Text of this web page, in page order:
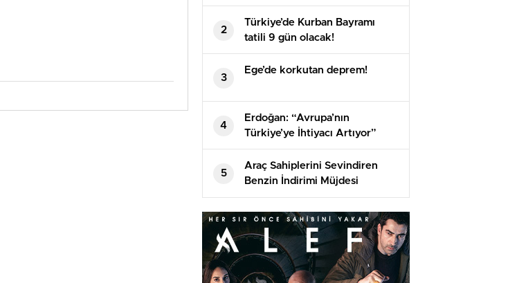
2
Türkiye’de Kurban Bayramı
tatili 9 gün olacak!
3
Ege’de korkutan deprem!
4
Erdoğan: “Avrupa’nın
Türkiye’ye İhtiyacı Artıyor”
5
Araç Sahiplerini Sevindiren
Benzin İndirimi Müjdesi